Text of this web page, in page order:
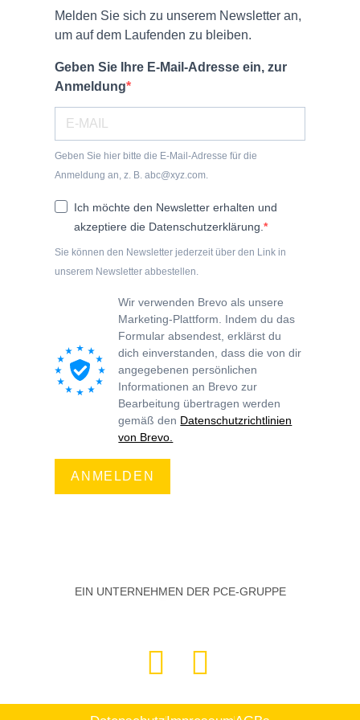
Melden Sie sich zu unserem Newsletter an,
um auf dem Laufenden zu bleiben.
Geben Sie Ihre E-Mail-Adresse ein, zur
Anmeldung
Geben Sie hier bitte die E-Mail-Adresse für die
Anmeldung an, z. B. abc@xyz.com.
Ich möchte den Newsletter erhalten und
akzeptiere die Datenschutzerklärung.
Sie können den Newsletter jederzeit über den Link in
unserem Newsletter abbestellen.
Wir verwenden Brevo als unsere
Marketing-Plattform. Indem du das
Formular absendest, erklärst du
dich einverstanden, dass die von dir
angegebenen persönlichen
Informationen an Brevo zur
Bearbeitung übertragen werden
gemäß den Datenschutzrichtlinien
von Brevo.
ANMELDEN
EIN UNTERNEHMEN DER PCE-GRUPPE